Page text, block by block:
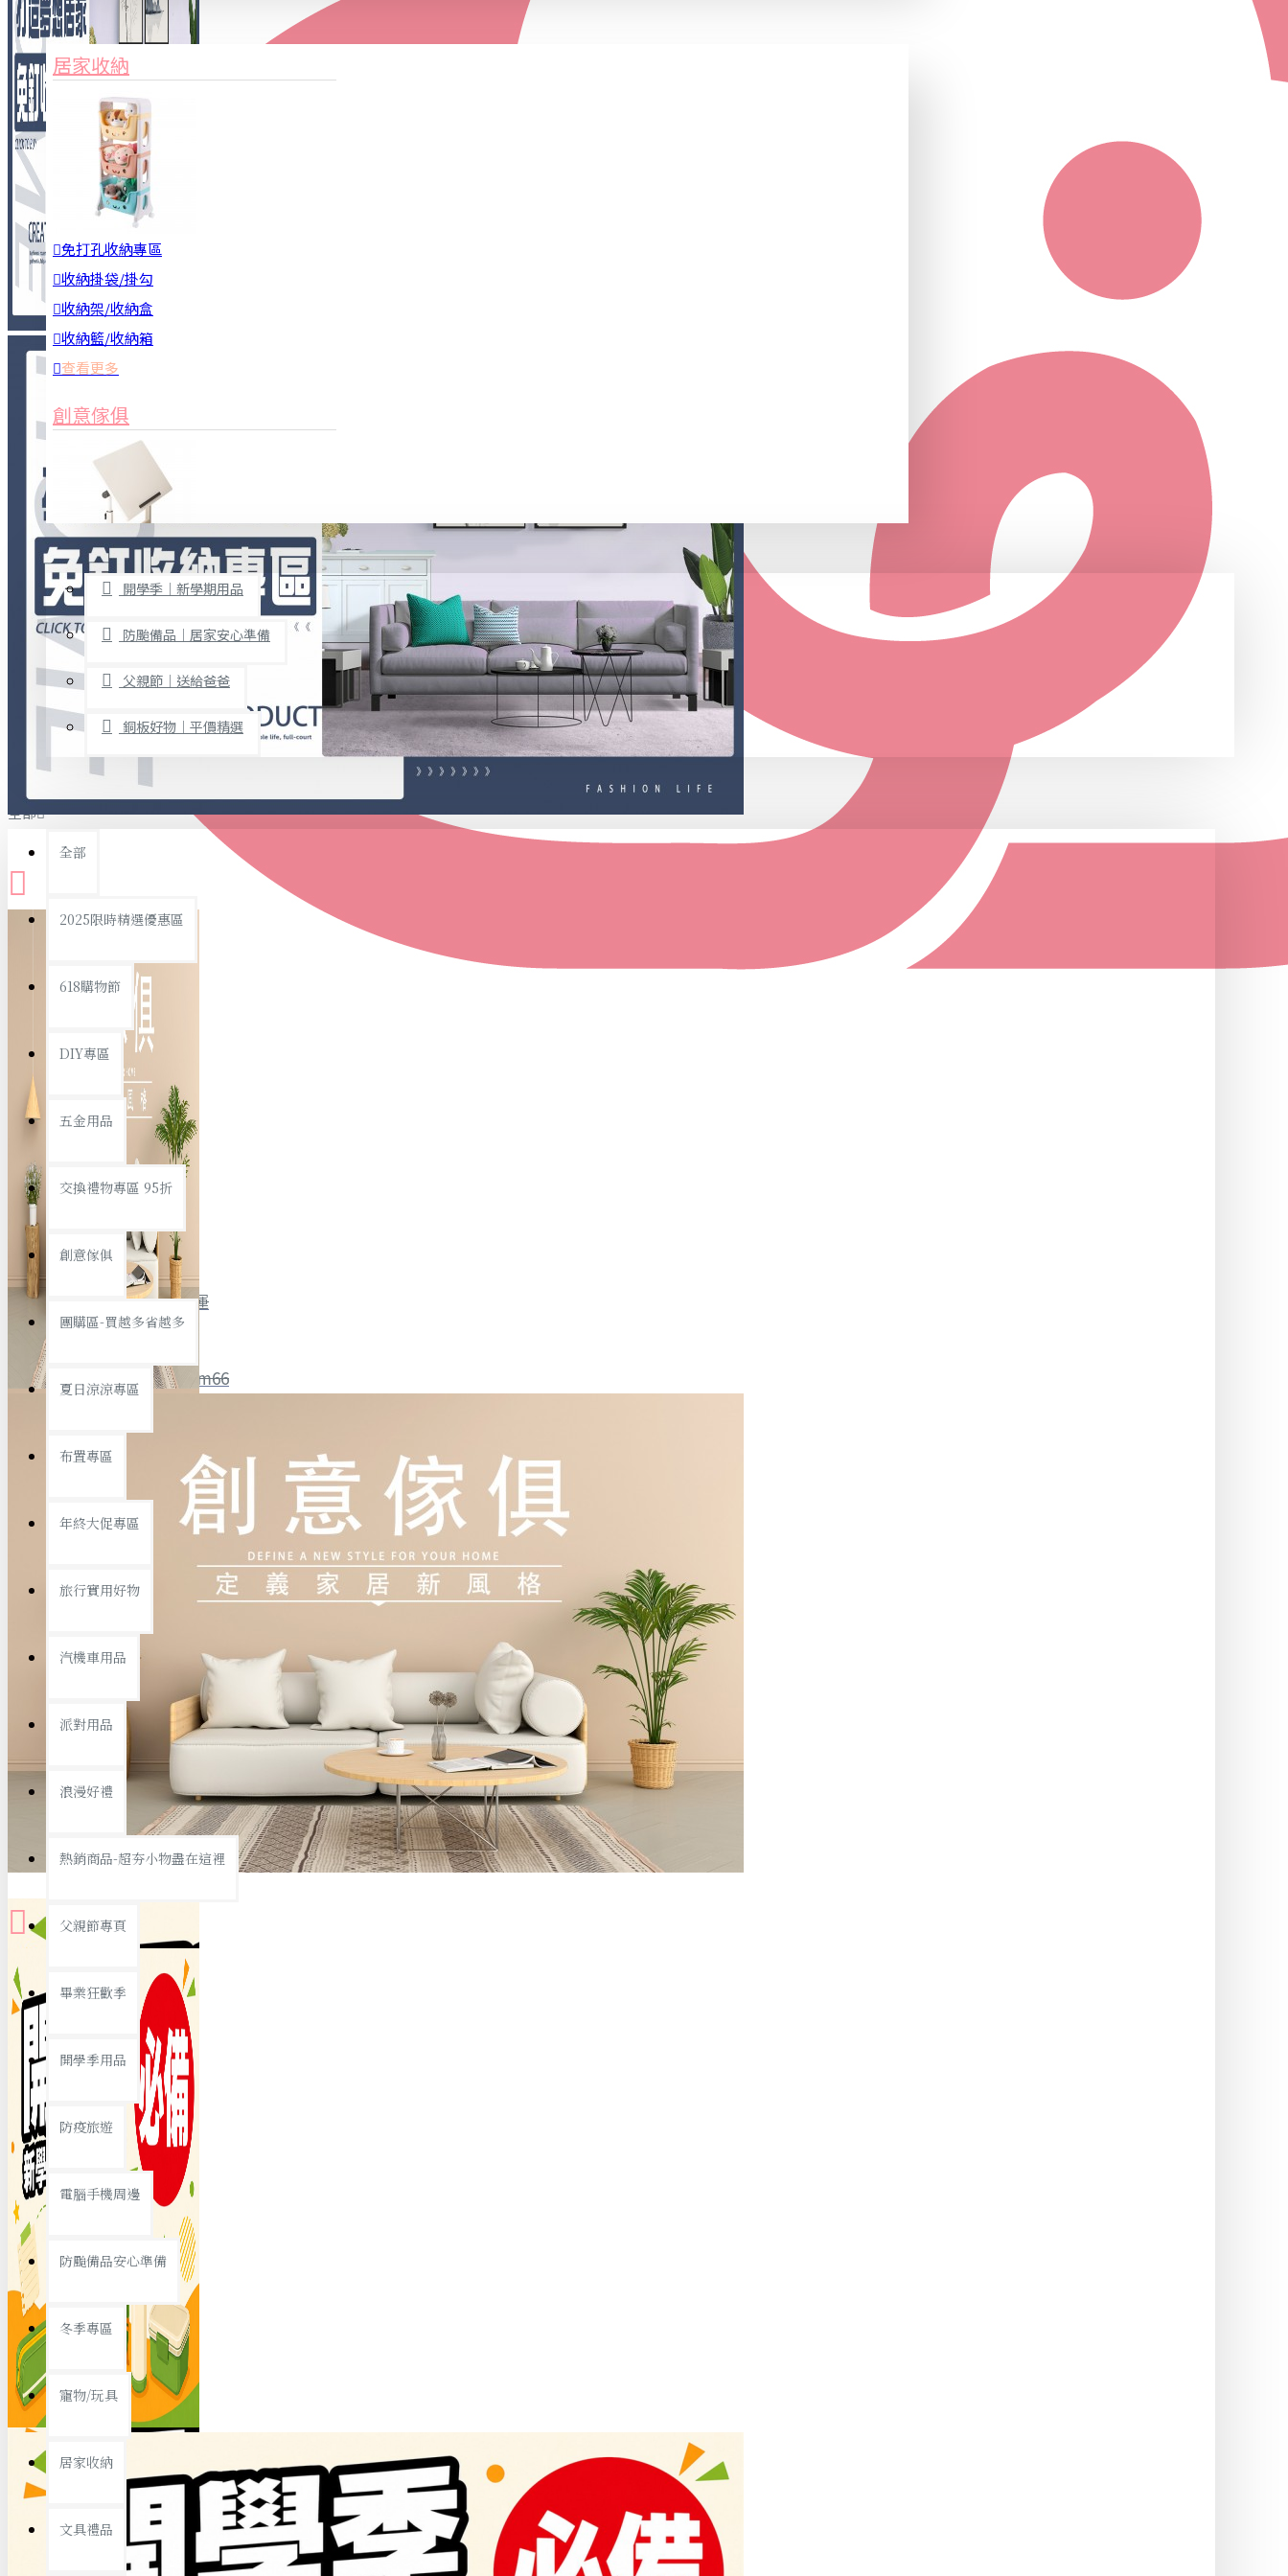
全館限時滿799免運
聯絡我們 ID : @ym66
優惠活動 最新活動
3C周邊
居家安全
居家清潔
查看更多
餐飲廚具
廚房收納
烘焙用具
隨身餐具
查看更多
文具禮品
事務用品
文具收納
書寫用品
衛浴用品
個人衛浴用品
浴室置物/收納
旅行收納
汽機車用品
查看更多
置物架/收納櫃
銅板精選
19元專區
39元專區
節慶熱賣
春節/新年
家俱&收納
居家收納
免打孔收納專區
收納掛袋/掛勾
收納架/收納盒
收納籃/收納箱
查看更多
創意傢俱
桌子/椅子
置物架/收納櫃
其他
免打孔收納專區
限時促銷
開學季｜新學期用品
防颱備品｜居家安心準備
父親節｜送給爸爸
銅板好物｜平價精選
全部
全部
2025限時精選優惠區
618購物節
DIY專區
五金用品
交換禮物專區 95折
創意傢俱
團購區-買越多省越多
夏日涼涼專區
布置專區
年終大促專區
旅行實用好物
汽機車用品
派對用品
浪漫好禮
熱銷商品-超夯小物盡在這裡
父親節專頁
畢業狂歡季
開學季用品
防疫旅遊
電腦手機周邊
防颱備品安心準備
冬季專區
寵物/玩具
居家收納
文具禮品